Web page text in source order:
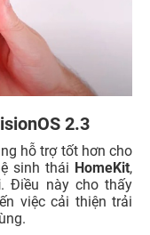
2.3
hỗ trợ tốt hơn cho
sinh thái HomeKit,
. Điều này cho thấy
việc cải thiện trải